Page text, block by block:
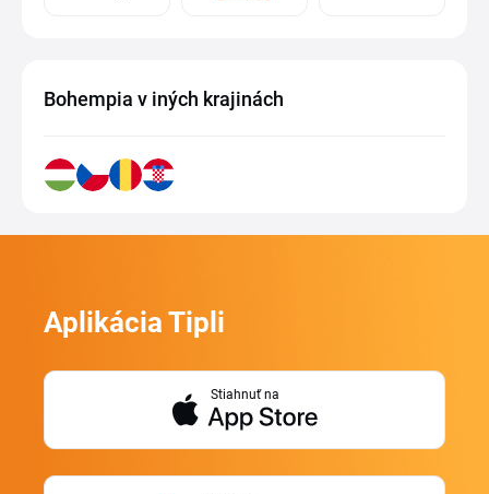
Bohempia v iných krajinách
Aplikácia Tipli
Stiahnuť na